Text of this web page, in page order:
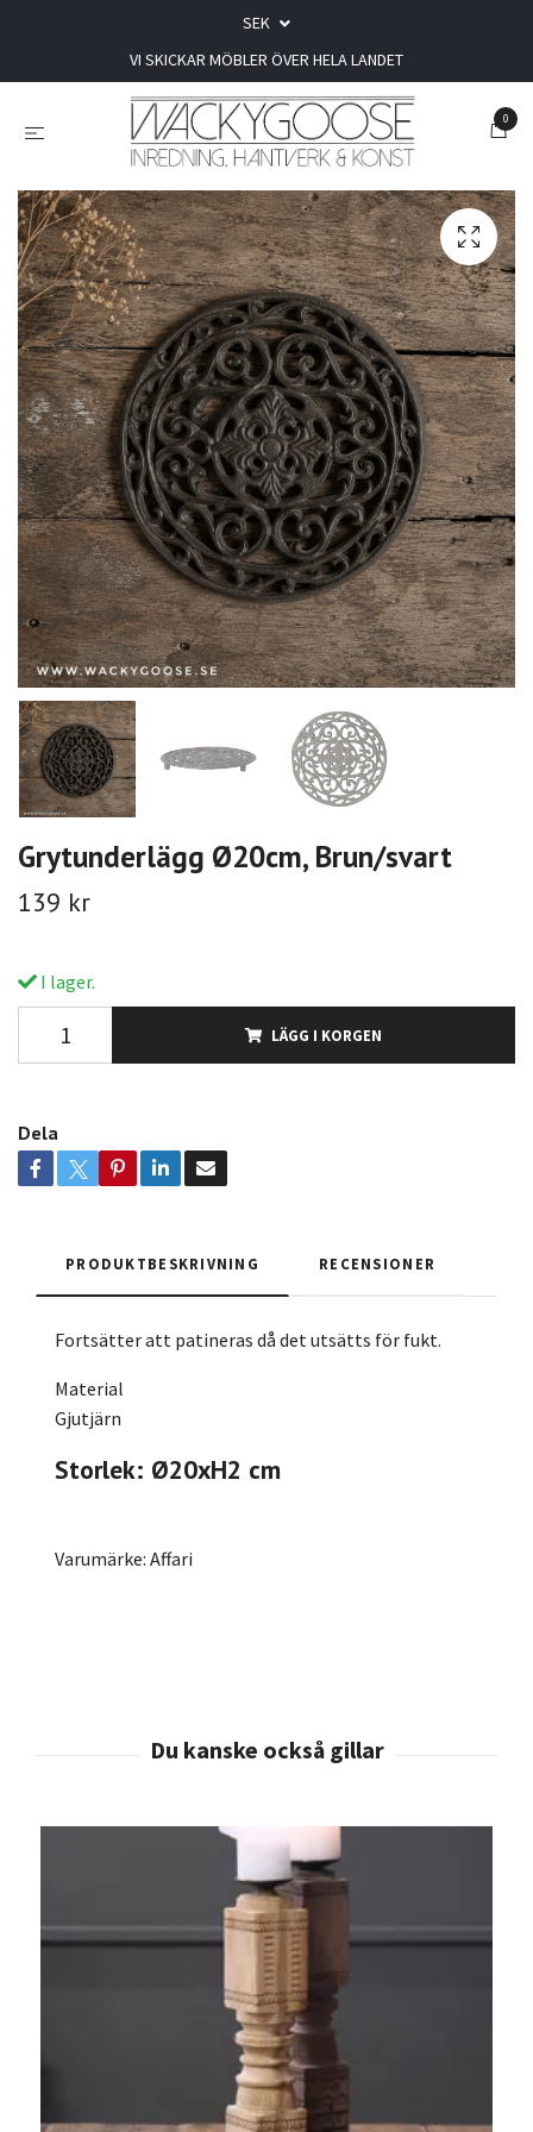
SEK
VI SKICKAR MÖBLER ÖVER HELA LANDET
0
Grytunderlägg Ø20cm, Brun/svart
139 kr
I lager.
LÄGG I KORGEN
Dela
PRODUKTBESKRIVNING RECENSIONER
Fortsätter att patineras då det utsätts för fukt.
Material
Gjutjärn
Storlek: Ø20xH2 cm
Varumärke: Affari